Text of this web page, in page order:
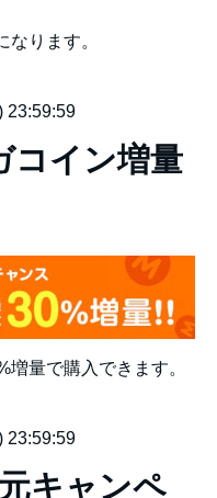
ります。
23:59:59
イン増量
量で購入できます。
23:59:59
キャンペ